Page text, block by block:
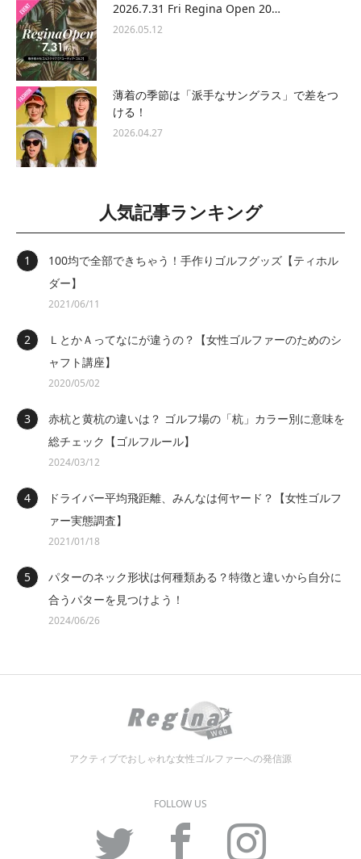
2026.7.31 Fri Regina Open 20…
2026.05.12
薄着の季節は「派手なサングラス」で差をつ
ける！
2026.04.27
人気記事ランキング
100均で全部できちゃう！手作りゴルフグッズ【ティホル
ダー】
2021/06/11
ＬとかＡってなにが違うの？【女性ゴルファーのためのシ
ャフト講座】
2020/05/02
赤杭と黄杭の違いは？ ゴルフ場の「杭」カラー別に意味を
総チェック【ゴルフルール】
2024/03/12
ドライバー平均飛距離、みんなは何ヤード？【女性ゴルフ
ァー実態調査】
2021/01/18
パターのネック形状は何種類ある？特徴と違いから自分に
合うパターを見つけよう！
2024/06/26
アクティブでおしゃれな女性ゴルファーへの発信源
FOLLOW US
Facebook Instagram